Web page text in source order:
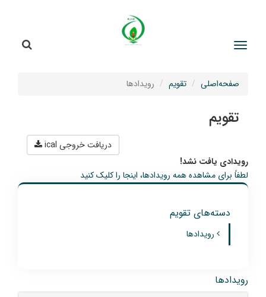
صفحه‌اصلی تقویم رویدادها
تقویم
دریافت خروجی ical
رویدادی یافت نشد!
لطفاً برای مشاهده همه رویدادها، اینجا را کلیک کنید
دسته‌های تقویم
رویدادها
رویدادها